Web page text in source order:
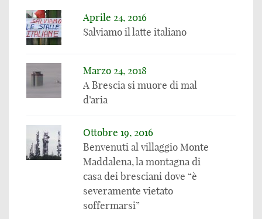
Aprile 24, 2016
Salviamo il latte italiano
Marzo 24, 2018
A Brescia si muore di mal
d’aria
Ottobre 19, 2016
Benvenuti al villaggio Monte
Maddalena, la montagna di
casa dei bresciani dove “è
severamente vietato
soffermarsi”